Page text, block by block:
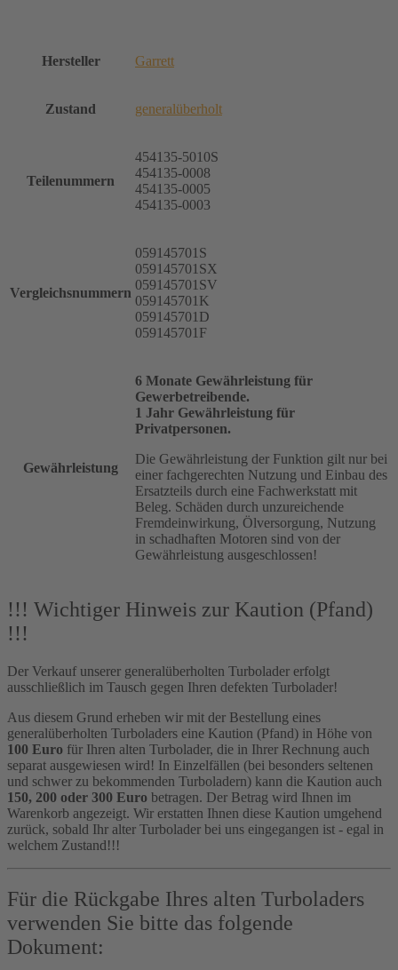
Hersteller Garrett
Zustand generalüberholt
Teilenummern
454135-5010S
454135-0008
454135-0005
454135-0003
Vergleichsnummern
059145701S
059145701SX
059145701SV
059145701K
059145701D
059145701F
Gewährleistung
6 Monate Gewährleistung für
Gewerbetreibende.
1 Jahr Gewährleistung für
Privatpersonen.
Die Gewährleistung der Funktion gilt nur bei
einer fachgerechten Nutzung und Einbau des
Ersatzteils durch eine Fachwerkstatt mit
Beleg. Schäden durch unzureichende
Fremdeinwirkung, Ölversorgung, Nutzung
in schadhaften Motoren sind von der
Gewährleistung ausgeschlossen!
!!! Wichtiger Hinweis zur Kaution (Pfand)
!!!
Der Verkauf unserer generalüberholten Turbolader erfolgt
ausschließlich im Tausch gegen Ihren defekten Turbolader!
Aus diesem Grund erheben wir mit der Bestellung eines
generalüberholten Turboladers eine Kaution (Pfand) in Höhe von
100 Euro für Ihren alten Turbolader, die in Ihrer Rechnung auch
separat ausgewiesen wird! In Einzelfällen (bei besonders seltenen
und schwer zu bekommenden Turboladern) kann die Kaution auch
150, 200 oder 300 Euro betragen. Der Betrag wird Ihnen im
Warenkorb angezeigt. Wir erstatten Ihnen diese Kaution umgehend
zurück, sobald Ihr alter Turbolader bei uns eingegangen ist - egal in
welchem Zustand!!!
Für die Rückgabe Ihres alten Turboladers
verwenden Sie bitte das folgende
Dokument: